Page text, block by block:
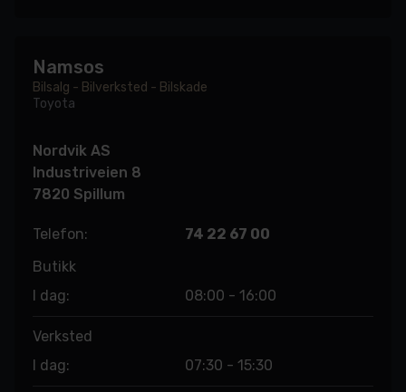
Namsos
Bilsalg - Bilverksted - Bilskade
Toyota
Nordvik AS
Industriveien 8
7820 Spillum
Telefon:
74 22 67 00
Butikk
I dag:
08:00 - 16:00
Verksted
I dag:
07:30 - 15:30